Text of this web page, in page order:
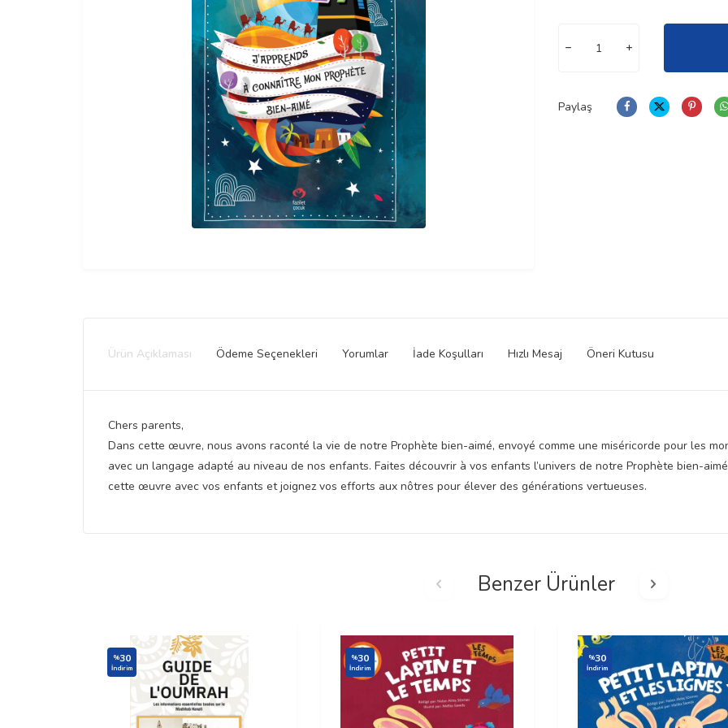
Paylaş
Ürün Açıklaması Ödeme Seçenekleri Yorumlar İade Koşulları Hızlı Mesaj Öneri Kutusu
Chers parents,
Dans cette œuvre, nous avons raconté la vie de notre Prophète bien-aimé, envoyé comme une miséricorde pour les
avec un langage adapté au niveau de nos enfants. Faites découvrir à vos enfants l’univers de notre Prophète bien-
cette œuvre avec vos enfants et joignez vos efforts aux nôtres pour élever des générations vertueuses.
Benzer Ürünler
%30
İndirim
%30
İndirim
%30
İndirim